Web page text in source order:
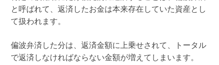
と呼ばれて、返済したお金は本来存在していた資産とし
て扱われます。
偏波弁済した分は、返済金額に上乗せされて、トータル
で返済しなければならない金額が増えてしまいます。